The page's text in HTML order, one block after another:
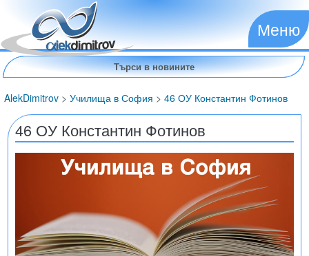
Меню
AlekDimitrov > Училища в София > 46 ОУ Константин Фотинов
46 ОУ Константин Фотинов